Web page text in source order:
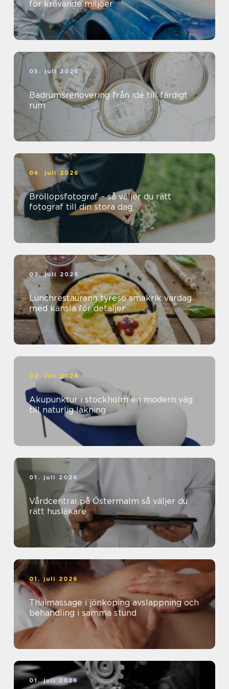
för krävande miljöer
05. juli 2026
Badrumsrenovering från idé till färdigt
rum
04. juli 2026
Bröllopsfotograf – så väljer du rätt
fotograf till din stora dag
02. juli 2026
Lunchrestaurang tyresö smakrik vardag
med känsla för detaljer
02. juli 2026
Akupunktur i stockholm en modern väg
till naturlig läkning
01. juli 2026
Vårdcentral på Östermalm så väljer du
rätt husläkare
01. juli 2026
Thaimassage i jönköping avslappning och
behandling i samma stund
01. juli 2026